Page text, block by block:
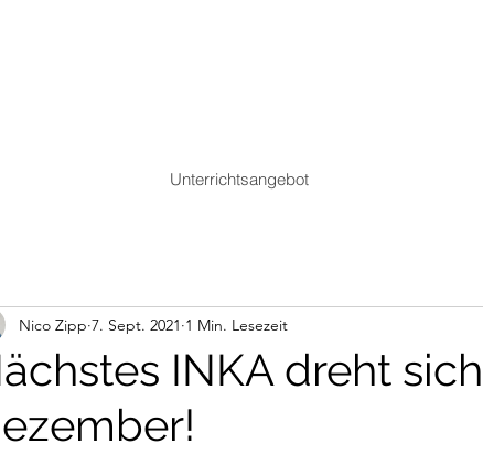
Unterrichtsangebot
INKA dreht sich
Nico Zipp 7. Sept. 2021 1 Min. Lesezeit